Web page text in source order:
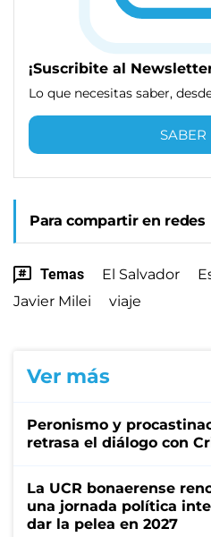
¡Suscribite al
Lo que necesitas saber,
SABER
Para compartir en redes
Temas El Salvador
Javier Milei
viaje
Ver más
Peronismo y
retrasa el diálogo con
La UCR bonaerense
una jornada política
dar la pelea en 2027